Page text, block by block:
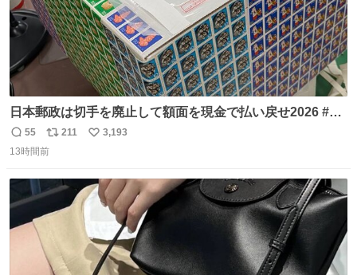
日本郵政は切手を廃止して額面を現金で払い戻せ2026 #日
本郵政 @JapanPostHD_PR
返
信
55
リ
ポ
ト
211
い
数
3,193
13時間前